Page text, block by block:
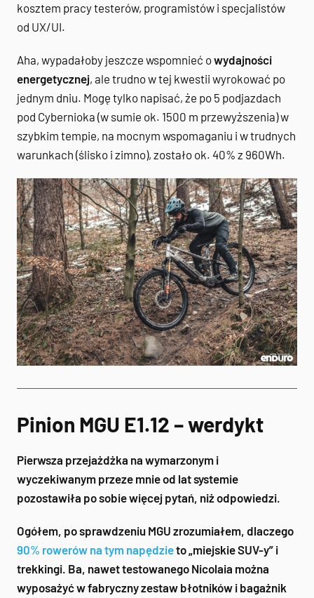
kosztem pracy testerów, programistów i specjalistów
od UX/UI.
Aha, wypadałoby jeszcze wspomnieć owydajności
energetycznej, ale trudno w tej kwestii wyrokować po
jednym dniu. Mogę tylko napisać, że po 5 podjazdach
pod Cybernioka (w sumie ok. 1500 m przewyższenia) w
szybkim tempie, na mocnym wspomaganiu i w trudnych
warunkach (ślisko i zimno), zostało ok. 40% z 960Wh.
Pinion MGU E1.12 – werdykt
Pierwsza przejażdżka na wymarzonym i
wyczekiwanym przeze mnie od lat systemie
pozostawiła po sobie więcej pytań, niż odpowiedzi.
Ogółem, po sprawdzeniu MGU zrozumiałem, dlaczego
90% rowerów na tym napędzieto „miejskie SUV-y” i
trekkingi. Ba, nawet testowanego Nicolaia można
wyposażyć w fabryczny zestaw błotników i bagażnik